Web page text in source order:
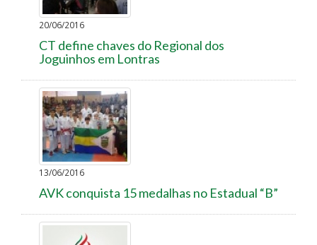
20/06/2016
CT define chaves do Regional dos
Joguinhos em Lontras
13/06/2016
AVK conquista 15 medalhas no Estadual “B”